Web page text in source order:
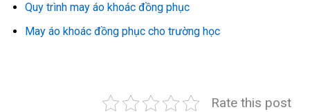
Quy trình may áo khoác đồng phục
May áo khoác đồng phục cho trường học
Rate this post